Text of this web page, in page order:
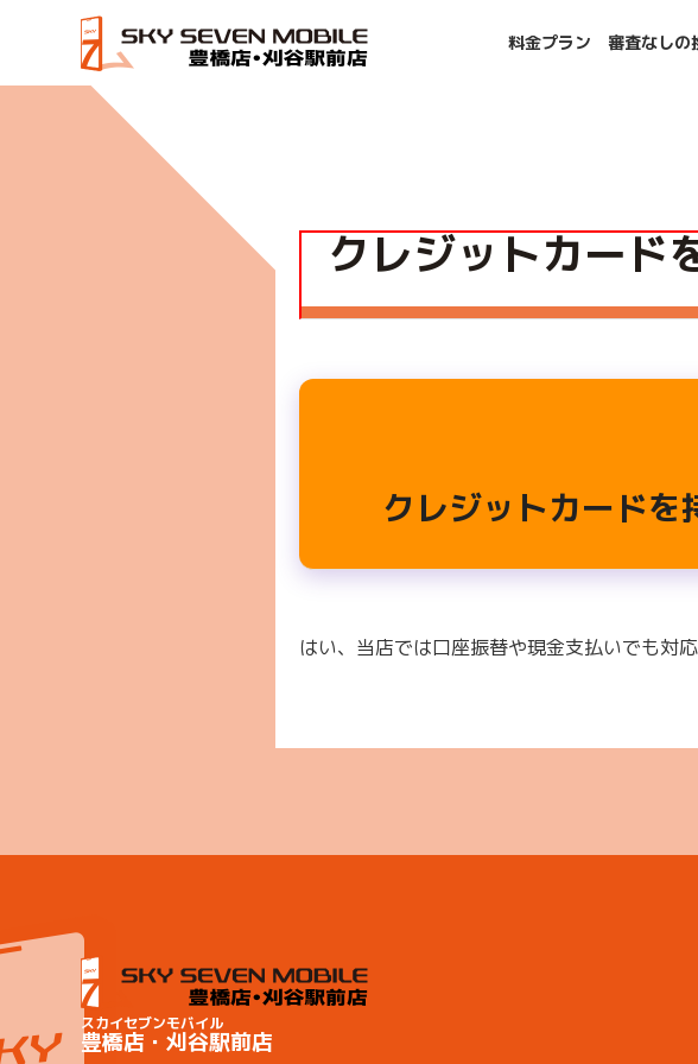
料金プラン 審査なしの
HOME クレジットカードを持っていなくても契約できますか？ - 豊橋店・刈
クレジットカード
クレジットカードを
はい、当店では口座振替や現金支払いでも対応
スカイセブンモバイル
豊橋店・刈谷駅前店